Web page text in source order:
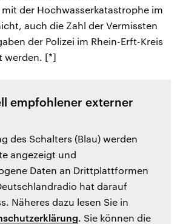
der Hochwasserkatastrophe im
auch die Zahl der Vermissten
der Polizei im Rhein-Erft-Kreis
werden. [*]
empfohlener externer
des Schalters (Blau) werden
angezeigt und
Daten an Drittplattformen
hat darauf
Näheres dazu lesen Sie in
. Sie können die